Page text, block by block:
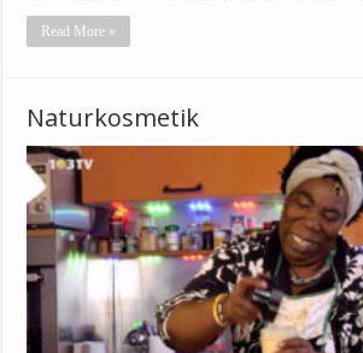
Read More »
Naturkosmetik